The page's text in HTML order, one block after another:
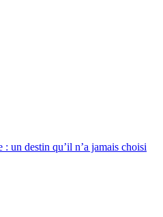
un destin qu’il n’a jamais choisi